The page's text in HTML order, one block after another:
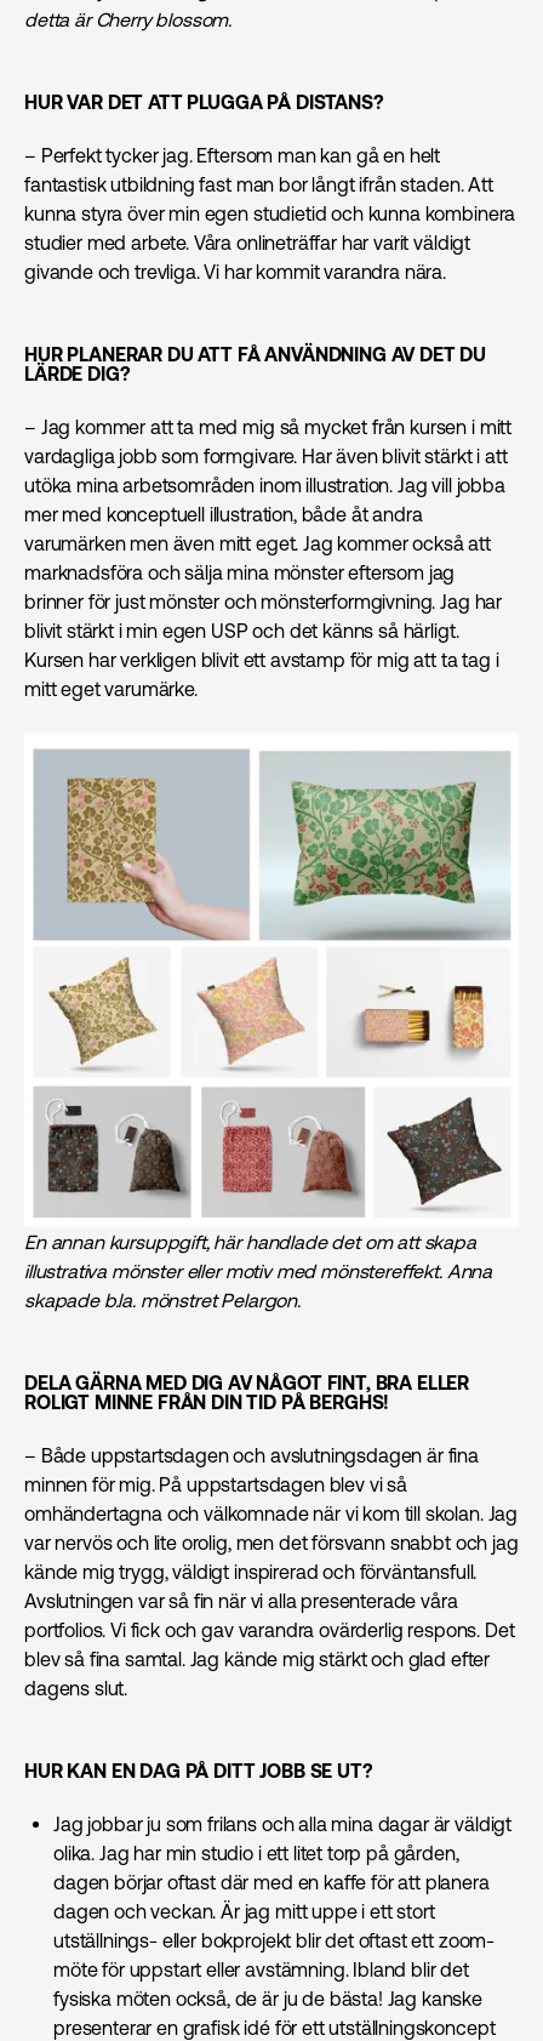
detta är Cherry blossom.
HUR VAR DET ATT PLUGGA PÅ DISTANS?
– Perfekt tycker jag. Eftersom man kan gå en helt
fantastisk utbildning fast man bor långt ifrån staden. Att
kunna styra över min egen studietid och kunna kombinera
studier med arbete. Våra onlineträffar har varit väldigt
givande och trevliga. Vi har kommit varandra nära.
HUR PLANERAR DU ATT FÅ ANVÄNDNING AV DET DU
LÄRDE DIG?
– Jag kommer att ta med mig så mycket från kursen i mitt
vardagliga jobb som formgivare. Har även blivit stärkt i att
utöka mina arbetsområden inom illustration. Jag vill jobba
mer med konceptuell illustration, både åt andra
varumärken men även mitt eget. Jag kommer också att
marknadsföra och sälja mina mönster eftersom jag
brinner för just mönster och mönsterformgivning. Jag har
blivit stärkt i min egen USP och det känns så härligt.
Kursen har verkligen blivit ett avstamp för mig att ta tag i
mitt eget varumärke.
En annan kursuppgift, här handlade det om att skapa
illustrativa mönster eller motiv med mönstereffekt. Anna
skapade b.la. mönstret Pelargon.
DELA GÄRNA MED DIG AV NÅGOT FINT, BRA ELLER
ROLIGT MINNE FRÅN DIN TID PÅ BERGHS!
– Både uppstartsdagen och avslutningsdagen är fina
minnen för mig. På uppstartsdagen blev vi så
omhändertagna och välkomnade när vi kom till skolan. Jag
var nervös och lite orolig, men det försvann snabbt och jag
kände mig trygg, väldigt inspirerad och förväntansfull.
Avslutningen var så fin när vi alla presenterade våra
portfolios. Vi fick och gav varandra ovärderlig respons. Det
blev så fina samtal. Jag kände mig stärkt och glad efter
dagens slut.
HUR KAN EN DAG PÅ DITT JOBB SE UT?
Jag jobbar ju som frilans och alla mina dagar är väldigt
olika. Jag har min studio i ett litet torp på gården,
dagen börjar oftast där med en kaffe för att planera
dagen och veckan. Är jag mitt uppe i ett stort
utställnings- eller bokprojekt blir det oftast ett zoom-
möte för uppstart eller avstämning. Ibland blir det
fysiska möten också, de är ju de bästa! Jag kanske
presenterar en grafisk idé för ett utställningskoncept